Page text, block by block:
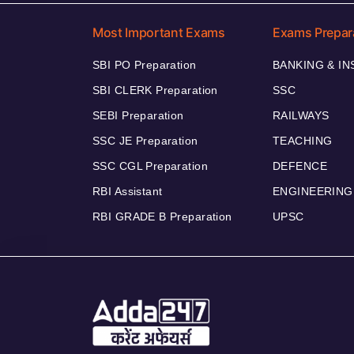
Most Important Exams
SBI PO Preparation
SBI CLERK Preparation
SEBI Preparation
SSC JE Preparation
SSC CGL Preparation
RBI Assistant
RBI GRADE B Preparation
Exams
BANKING &
SSC
RAILWAYS
TEACHING
DEFENCE
ENGINEERING
UPSC